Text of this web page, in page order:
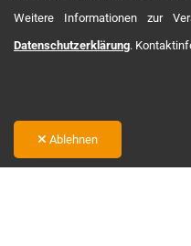
Weitere Informationen zur
Datenschutzerklärung.
Ablehnen